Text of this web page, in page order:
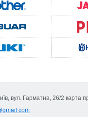
вул. Гарматна, 26/2 карта